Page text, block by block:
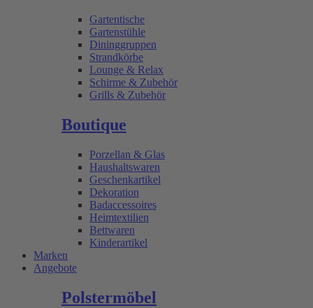
Gartentische
Gartenstühle
Dininggruppen
Strandkörbe
Lounge & Relax
Schirme & Zubehör
Grills & Zubehör
Boutique
Porzellan & Glas
Haushaltswaren
Geschenkartikel
Dekoration
Badaccessoires
Heimtextilien
Bettwaren
Kinderartikel
Marken
Angebote
Polstermöbel